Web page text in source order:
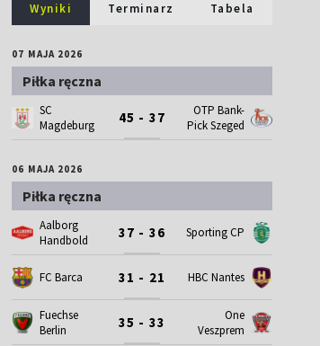
Wyniki Terminarz Tabela
07 MAJA 2026
Piłka ręczna
SC
Magdeburg
45 - 37
OTP Bank-
Pick Szeged
06 MAJA 2026
Piłka ręczna
Aalborg
Handbold
37 - 36 Sporting CP
FC Barca 31 - 21 HBC Nantes
Fuechse
Berlin
35 - 33
One
Veszprem